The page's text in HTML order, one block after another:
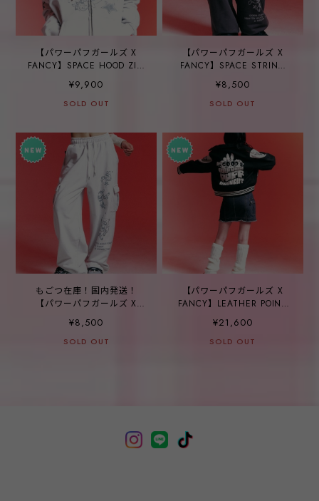
【パワーパフガールズ X
FANCY】SPACE HOOD ZIP-
UP - WHITE SILVER
¥9,900
SOLD OUT
【パワーパフガールズ X
FANCY】SPACE STRING
CARGO PANTS -
CHARCOAL
¥8,500
SOLD OUT
もごつ在庫！国内発送！
【パワーパフガールズ X
FANCY】SPACE STRING
CARGO PANTS - WHITE
SILVER
¥8,500
SOLD OUT
【パワーパフガールズ X
FANCY】LEATHER POINT
VARSITY JACKET BLACK
¥21,600
SOLD OUT